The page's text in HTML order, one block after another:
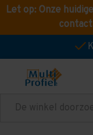
Let op: Onze
Zoeken